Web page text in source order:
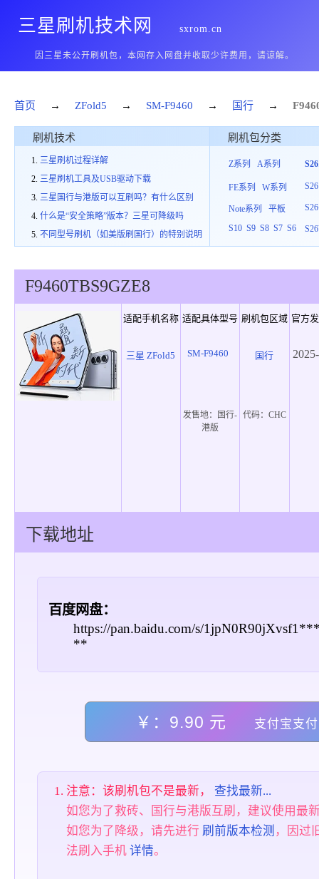
三星刷机技术网 sxrom.cn
因三星未公开刷机包，本网存入网盘并收取少许费用，请谅解。
首页 → ZFold5 → SM-F9460 → 国行 →
刷机技术
三星刷机过程详解
三星刷机工具及USB驱动下载
三星国行与港版可以互刷吗？有什么区别
什么是“安全策略”版本？三星可降级吗
不同型号刷机（如美版刷国行）的特别说明
刷机包分类
Z系列 A系列
FE系列 W系列
Note系列
平板
S10 S9 S8 S7 S6
S26
F9460TBS9GZE8
适配手机名称 适配具体型号 刷机包区域 官方
三星 ZFold5 SM-F9460 国行
发售地：
国行-
港版
代码： CHC
下载地址
百度网盘：
https://pan.baidu.com/s/
**
￥：9.90 元 支付宝支付
注意：该刷机包不是最新， 查找最新...
如您为了救砖、国行与港版互刷，建议使用最
如您为了降级，请先进行 刷前版本检测 ，因过
法刷入手机详情。